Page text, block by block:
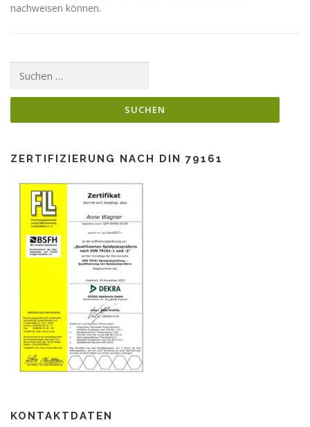
nachweisen können.
Suchen
ZERTIFIZIERUNG NACH DIN 79161
KONTAKTDATEN